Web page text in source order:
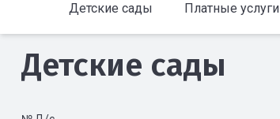
Детские сады Платные услуги
Детские сады